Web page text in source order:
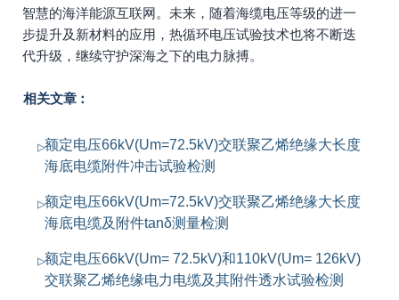
智慧的海洋能源互联网。未来，随着海缆电压等级的进一
步提升及新材料的应用，热循环电压试验技术也将不断迭
代升级，继续守护深海之下的电力脉搏。
相关文章：
额定电压66kV(Um=72.5kV)交联聚乙烯绝缘大长度
海底电缆附件冲击试验检测
额定电压66kV(Um=72.5kV)交联聚乙烯绝缘大长度
海底电缆及附件tanδ测量检测
额定电压66kV(Um= 72.5kV)和110kV(Um= 126kV)
交联聚乙烯绝缘电力电缆及其附件透水试验检测